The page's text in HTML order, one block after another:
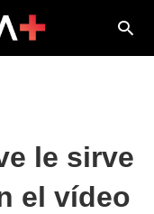
le sirve
el vídeo